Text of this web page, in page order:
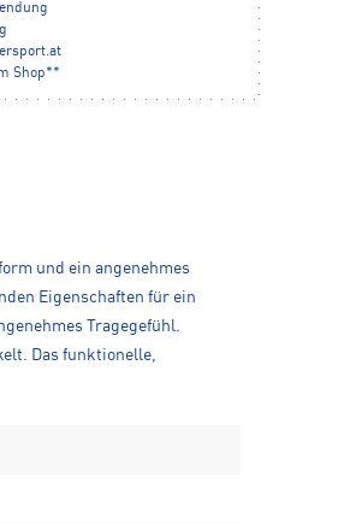
Shop**
und ein angenehmes
Eigenschaften für ein
Tragegefühl.
Das funktionelle,